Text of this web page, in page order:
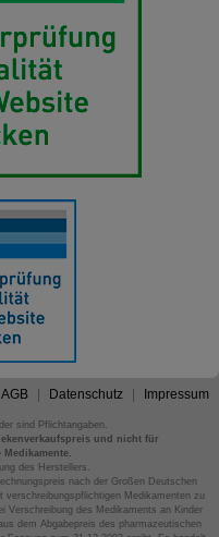
AGB Datenschutz Impressum
sind Pflichtangaben.
und nicht für
des Herstellers.
nach der Großen Deutschen
verschreibungspflichtigen Medikamenten zu
Verschreibung des Medikaments an Kinder
dem Abgabepreis des pharmazeutischen